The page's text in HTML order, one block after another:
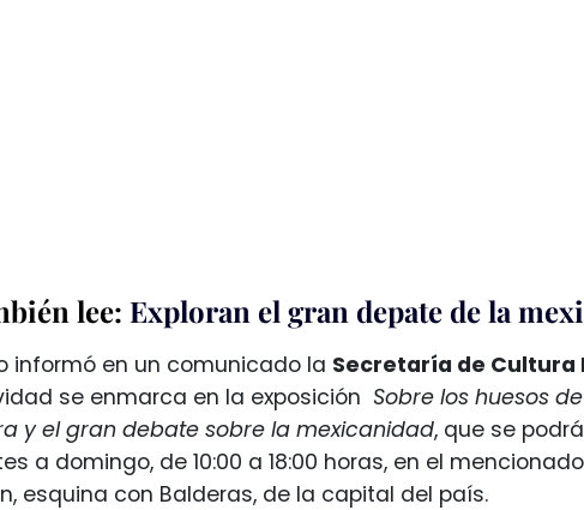
lee: Exploran el gran depate de la
informó en un comunicado la Secretaría de Cultura
se enmarca en la exposición Sobre los huesos
y el gran debate sobre la mexicanidad, que se
a domingo, de 10:00 a 18:00 horas, en el
esquina con Balderas, de la capital del país.